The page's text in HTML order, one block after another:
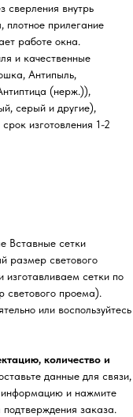
сверления внутрь
плотное прилегание
работе окна.
и качественные
Антипыль,
(нерж.)),
серый и другие),
изготовления 1-2
Вставные сетки
размер светового
изготавливаем сетки по
светового проема).
или воспользуйтесь
количество и
данные для связи,
информацию и нажмите
заказа.